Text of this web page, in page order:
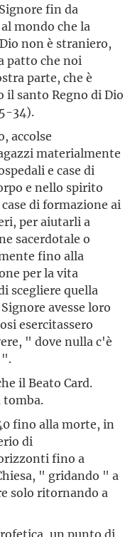
fin da
mondo che la
non è straniero,
patto che noi
parte, che è
il santo Regno di Dio
34).
accolse
materialmente
e case di
e nello spirito
di formazione ai
per aiutarli a
sacerdotale o
fino alla
per la vita
scegliere quella
avesse loro
esercitassero
" dove nulla c'è
".
il Beato Card.
tomba.
fino alla morte, in
di
fino a
" gridando " a
solo ritornando a
un punto di